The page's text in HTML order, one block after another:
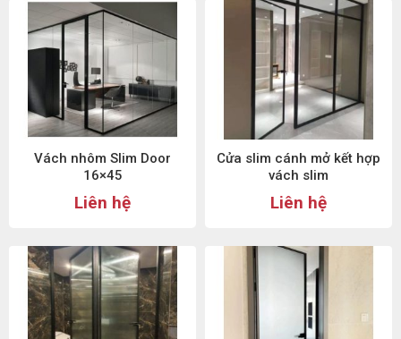
Vách nhôm Slim Door
16×45
Liên hệ
Cửa slim cánh mở kết hợp
vách slim
Liên hệ